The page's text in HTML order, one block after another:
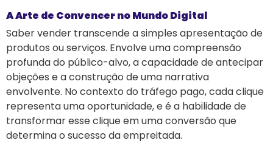
A Arte de Convencer no Mundo Digital
Saber vender transcende a simples apresentação de
produtos ou serviços. Envolve uma compreensão
profunda do público-alvo, a capacidade de antecipar
objeções e a construção de uma narrativa
envolvente. No contexto do tráfego pago, cada clique
representa uma oportunidade, e é a habilidade de
transformar esse clique em uma conversão que
determina o sucesso da empreitada.